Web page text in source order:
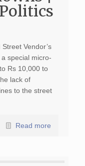
Vendor’s
special micro-
Rs 10,000 to
lack of
to the street
Read more